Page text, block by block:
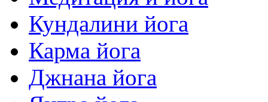
Кундалини йога
Карма йога
Джнана йога